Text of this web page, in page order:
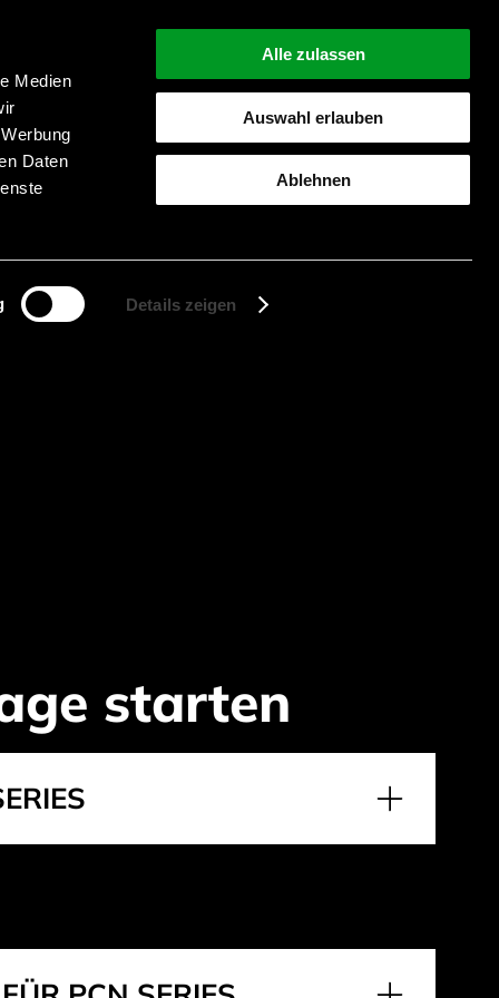
Medien
Daten
Details zeigen
Alle zulassen
Auswahl erlauben
Ablehnen
Suche starten
starten